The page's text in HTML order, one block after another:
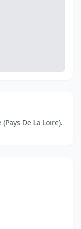
De La Loire).